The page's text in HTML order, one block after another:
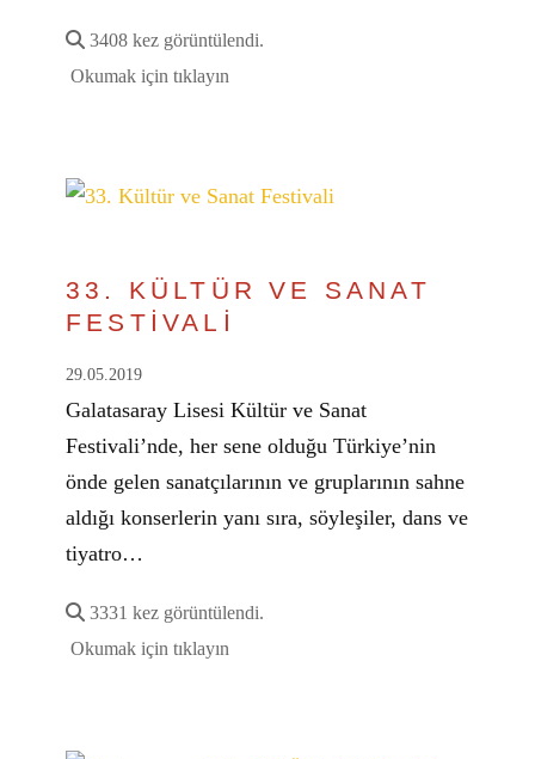
3408 kez görüntülendi.
Okumak için tıklayın
33. KÜLTÜR VE SANAT
FESTİVALİ
29.05.2019
Galatasaray Lisesi Kültür ve Sanat
Festivali’nde, her sene olduğu Türkiye’nin
önde gelen sanatçılarının ve gruplarının sahne
aldığı konserlerin yanı sıra, söyleşiler, dans ve
tiyatro…
3331 kez görüntülendi.
Okumak için tıklayın